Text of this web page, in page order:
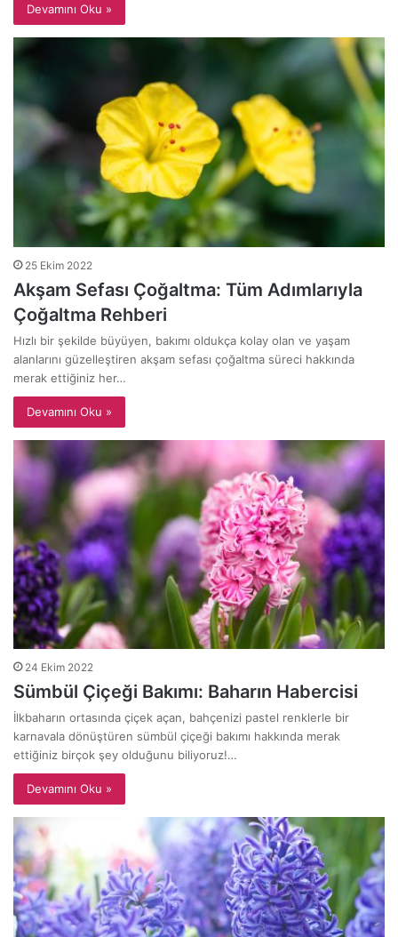
Devamını Oku »
25 Ekim 2022
Akşam Sefası Çoğaltma: Tüm Adımlarıyla
Çoğaltma Rehberi
Hızlı bir şekilde büyüyen, bakımı oldukça kolay olan ve yaşam
alanlarını güzelleştiren akşam sefası çoğaltma süreci hakkında
merak ettiğiniz her…
Devamını Oku »
24 Ekim 2022
Sümbül Çiçeği Bakımı: Baharın Habercisi
İlkbaharın ortasında çiçek açan, bahçenizi pastel renklerle bir
karnavala dönüştüren sümbül çiçeği bakımı hakkında merak
ettiğiniz birçok şey olduğunu biliyoruz!…
Devamını Oku »